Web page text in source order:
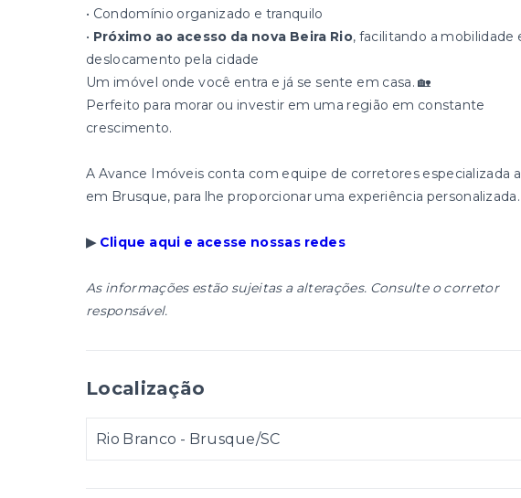
• Condomínio organizado e tranquilo
• Próximo ao acesso da nova Beira Rio, facilitando a mobilidade
deslocamento pela cidade
Um imóvel onde você entra e já se sente em casa. 🏡
Perfeito para morar ou investir em uma região em constante
crescimento.
A Avance Imóveis conta com equipe de corretores especializada
em Brusque, para lhe proporcionar uma experiência personalizada.
▶Clique aqui e acesse nossas redes
As informações estão sujeitas a alterações. Consulte o corretor
responsável.
Localização
Rio Branco - Brusque/SC